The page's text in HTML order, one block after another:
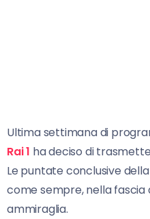
Ultima settimana di
Rai1 ha deciso di
Le puntate conclusive
come sempre, nella
ammiraglia.